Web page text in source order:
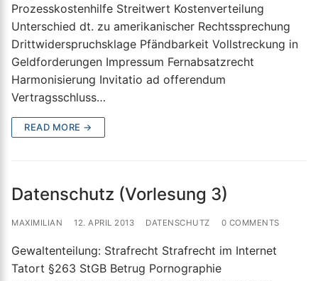
Prozesskostenhilfe Streitwert Kostenverteilung
Unterschied dt. zu amerikanischer Rechtssprechung
Drittwiderspruchsklage Pfändbarkeit Vollstreckung in
Geldforderungen Impressum Fernabsatzrecht
Harmonisierung Invitatio ad offerendum
Vertragsschluss…
READ MORE →
Datenschutz (Vorlesung 3)
MAXIMILIAN 12. APRIL 2013 DATENSCHUTZ 0 COMMENTS
Gewaltenteilung: Strafrecht Strafrecht im Internet
Tatort §263 StGB Betrug Pornographie